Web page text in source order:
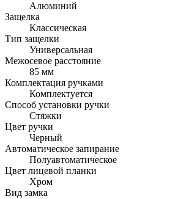
Алюминий
Защелка
Классическая
Тип защелки
Универсальная
Межосевое расстояние
85 мм
Комплектация ручками
Комплектуется
Способ установки ручки
Стяжки
Цвет ручки
Черный
Автоматическое запирание
Полуавтоматическое
Цвет лицевой планки
Хром
Вид замка